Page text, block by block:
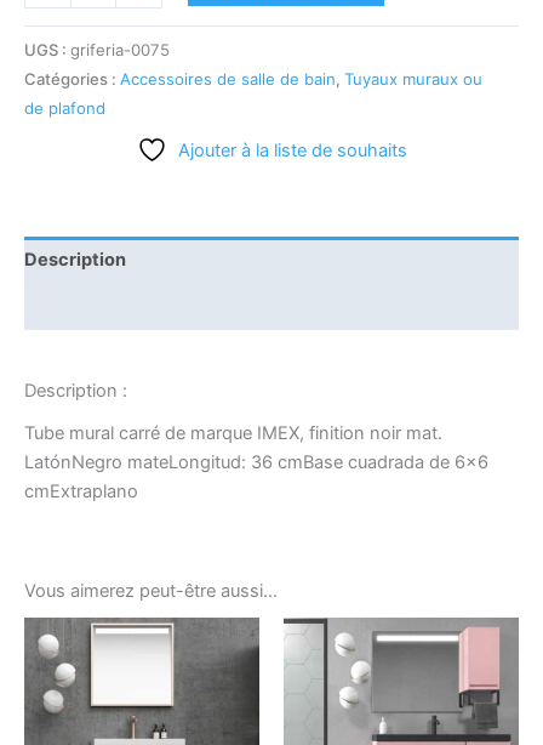
UGS : griferia-0075
Catégories : Accessoires de salle de bain, Tuyaux muraux ou
de plafond
Ajouter à la liste de souhaits
Description
Description :
Tube mural carré de marque IMEX, finition noir mat.
LatónNegro mateLongitud: 36 cmBase cuadrada de 6×6
cmExtraplano
Vous aimerez peut-être aussi…
Ce
produit
Ce
a